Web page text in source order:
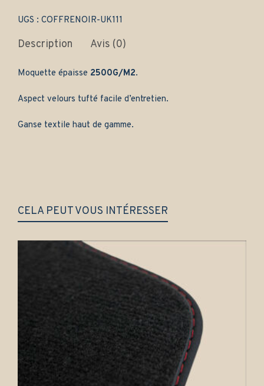
quantity
UGS : COFFRENOIR-UK111
Description Avis (0)
Moquette épaisse 2500G/M2.
Aspect velours tufté facile d’entretien.
Ganse textile haut de gamme.
CELA PEUT VOUS INTÉRESSER